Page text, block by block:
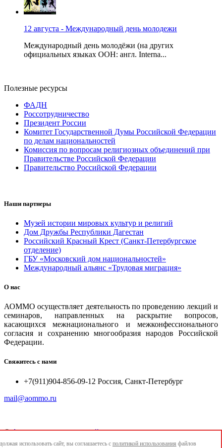
12 августа - Международный день молодежи
Международный день молодёжи (на других
официальных языках ООН: англ. Interna...
Полезные ресурсы
ФАДН
Россотрудничество
Президент России
Комитет Государственной Думы Российской Федерации
по делам национальностей
Комиссия по вопросам религиозных объединений при
Правительстве Российской Федерации
Правительство Российской Федерации
Наши партнеры
Музей истории мировых культур и религий
Дом Дружбы Республики Дагестан
Российский Красный Крест (Санкт-Петербургское
отделение)
ГБУ «Московский дом национальностей»
Международный альянс «Трудовая миграция»
О нас
АОММО осуществляет деятельность по проведению лекций и
семинаров, направленных на раскрытие вопросов,
касающихся межнационального и межконфессионального
согласия и сохранению многообразия народов Российской
Федерации.
Свяжитесь с нами
+7(911)904-856-09-12 Россия, Санкт-Петербург
mail@aommo.ru
© Ассоциация организаций по реализации национальных
проектов и достижению национальных целей развития
использовать сайт, вы соглашаетесь с политикой использования файлов